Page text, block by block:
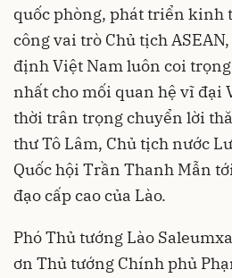
quốc phòng, phát triển kinh
công vai trò Chủ tịch
định Việt Nam luôn coi
nhất cho mối quan hệ vĩ đại
thời trân trọng chuyển lời
thư Tô Lâm, Chủ tịch nước
Quốc hội Trần Thanh Mẫn
đạo cấp cao của Lào.
Phó Thủ tướng Lào
ơn Thủ tướng Chính phủ